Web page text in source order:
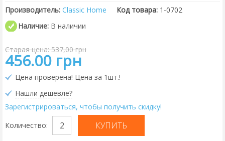
Производитель: Classic Home Код товара: 1-0702
Наличие: В наличии
Старая цена: 537,00 грн
456.00 грн
Цена проверена! Цена за 1шт.!
Нашли дешевле?
Зарегистрироваться, чтобы получить скидку!
Количество: